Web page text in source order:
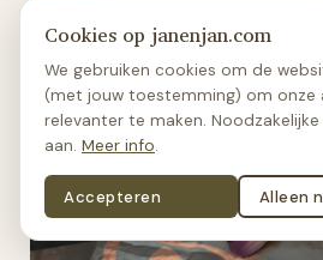
Cookies op janenjan.com
We gebruiken cookies om de
(met jouw toestemming) om onze
relevanter te maken.
aan. Meer info.
Accepteren Alleen